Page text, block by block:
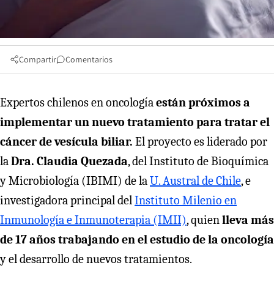
Compartir Comentarios
Expertos chilenos en oncologíaestán próximos a
implementar un nuevo tratamiento para tratar el
cáncer de vesícula biliar. El proyecto es liderado por
laDra. Claudia Quezada, del Instituto de Bioquímica
y Microbiología (IBIMI) de laU. Austral de Chile, e
investigadora principal delInstituto Milenio en
Inmunología e Inmunoterapia (IMII), quienlleva más
de 17 años trabajando en el estudio de la oncología
y el desarrollo de nuevos tratamientos.